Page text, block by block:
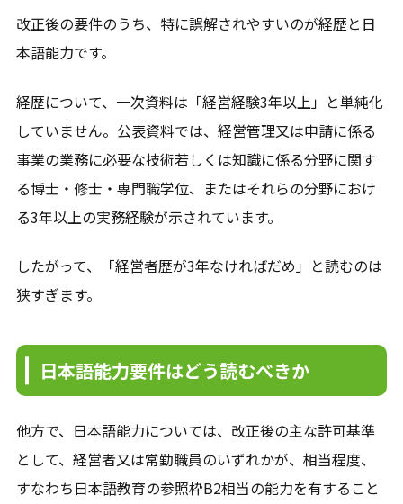
改正後の要件のうち、特に誤解されやすいのが経歴と日
本語能力です。
経歴について、一次資料は「経営経験3年以上」と単純化
していません。公表資料では、経営管理又は申請に係る
事業の業務に必要な技術若しくは知識に係る分野に関す
る博士・修士・専門職学位、またはそれらの分野におけ
る3年以上の実務経験が示されています。
したがって、「経営者歴が3年なければだめ」と読むのは
狭すぎます。
日本語能力要件はどう読むべきか
他方で、日本語能力については、改正後の主な許可基準
として、経営者又は常勤職員のいずれかが、相当程度、
すなわち日本語教育の参照枠B2相当の能力を有すること